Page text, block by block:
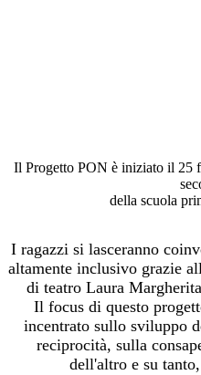
Il Progetto PON è iniziato il 25
della scuola
I ragazzi si lasceranno
altamente inclusivo grazie
di teatro Laura
Il focus di questo
incentrato sullo sviluppo
reciprocità, sulla
dell'altro e su